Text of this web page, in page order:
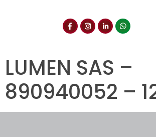
LUMEN SAS –
890940052 –